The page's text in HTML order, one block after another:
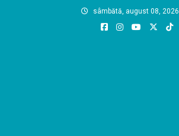
sâmbătă, august 08, 2026